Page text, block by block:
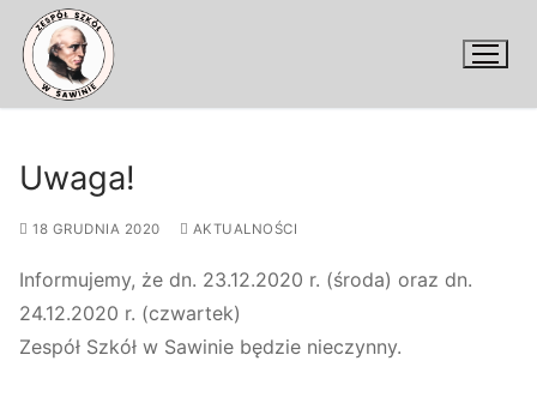
Przejdź
treści
Uwaga!
18 GRUDNIA 2020 AKTUALNOŚCI
Informujemy, że dn. 23.12.2020 r. (środa) oraz dn.
24.12.2020 r. (czwartek)
Zespół Szkół w Sawinie będzie nieczynny.